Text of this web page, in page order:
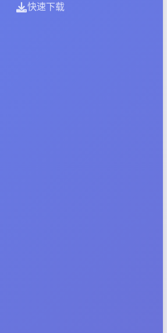
快速下载